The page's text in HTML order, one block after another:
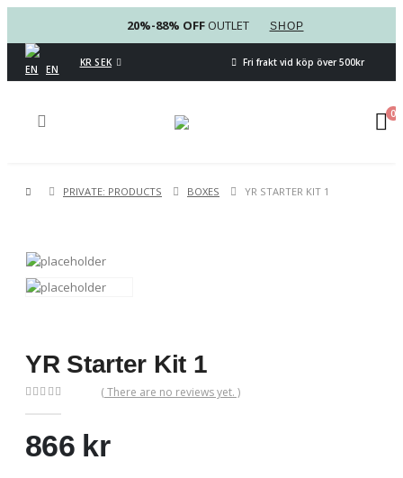
20%-88% OFFOUTLET SHOP
EN
KR SEK Fri frakt vid köp över 500kr
0
PRIVATE: PRODUCTS BOXES YR STARTER KIT 1
YR Starter Kit 1
( There are no reviews yet. )
866 kr